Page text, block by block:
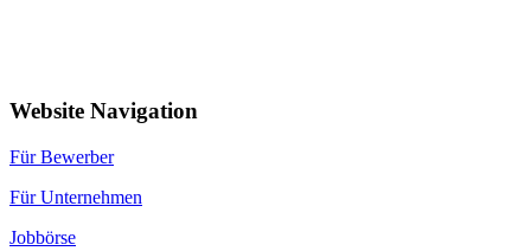
Website Navigation
Für Bewerber
Für Unternehmen
Jobbörse